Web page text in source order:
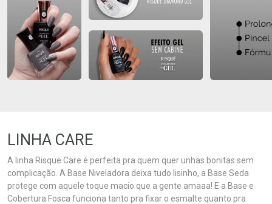
LINHA CARE
A linha Risque Care é perfeita pra quem quer unhas bonitas sem
complicação. A Base Niveladora deixa tudo lisinho, a Base Seda
protege com aquele toque macio que a gente amaaa! E a Base e
Cobertura Fosca funciona tanto pra fixar o esmalte quanto pra